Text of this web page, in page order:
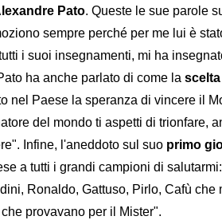
Pato. Queste le sue parole
sempre perché per me lui è
i suoi insegnamenti, mi ha
ha anche parlato di come la
nel Paese la speranza di vincere il
del mondo ti aspetti di trionfare,
Infine, l'aneddoto sul suo primo
a tutti i grandi campioni di
Ronaldo, Gattuso, Pirlo, Cafù che
provavano per il Mister".